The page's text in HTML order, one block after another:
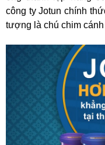
công ty Jotun chính
tượng là chú chim cánh